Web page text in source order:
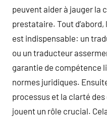
peuvent aider à jauger la
prestataire. Tout
est indispensable: un
ou un traducteur
garantie de compétence
normes juridiques.
processus et la clarté
jouent un rôle crucial.